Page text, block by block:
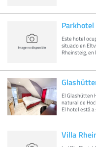
Este hotel
situado en
Rheinsteig,
El Glashütten
natural de
El hotel está a
Villa